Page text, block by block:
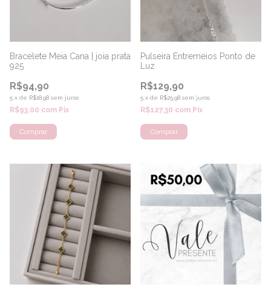
Bracelete Meia Cana | joia prata
925
R$94,90
5 x de R$18,98 sem juros
R$93,00 com Pix
Pulseira Entremeios Ponto de
Luz
R$129,90
5 x de R$25,98 sem juros
R$127,30 com Pix